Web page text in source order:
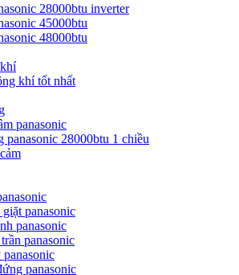
28000btu inverter
45000btu
48000btu
khí tốt nhất
panasonic
panasonic 28000btu 1 chiều
panasonic
panasonic
panasonic
panasonic
panasonic